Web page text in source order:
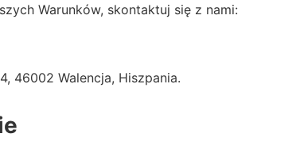
Warunków, skontaktuj się z nami:
46002 Walencja, Hiszpania.